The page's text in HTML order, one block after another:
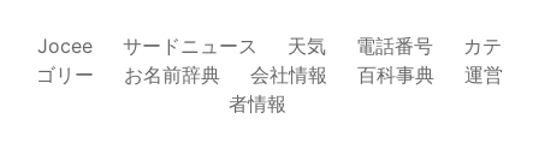
Jocee サードニュース 天気 電話番号
カテ
ゴリー
お名前辞典 会社情報 百科事典
運営
者情報